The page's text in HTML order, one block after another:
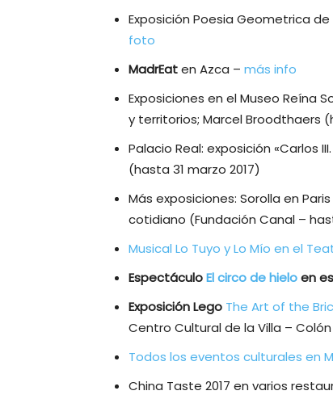
Exposición Poesia Geometrica
foto
MadrEaten Azca – más info
Exposiciones en el Museo Reína
y territorios; Marcel Broodthaers
Palacio Real: exposición «Carlos
(hasta 31 marzo 2017)
Más exposiciones: Sorolla en
cotidiano (Fundación Canal –
Musical Lo Tuyo y Lo Mío en el
EspectáculoEl circo de hieloen
Exposición Lego The Art of the
Centro Cultural de la Villa – Colón
Todos los eventos culturales en
China Taste 2017 en varios